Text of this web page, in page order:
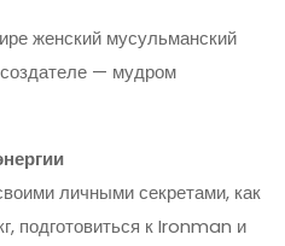
женский мусульманский
создателе — мудром
личными секретами, как
подготовиться к Ironman и